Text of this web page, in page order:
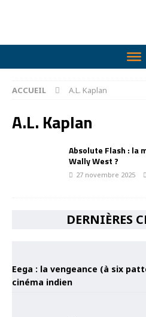
ACCUEIL A.L. Kaplan
A.L. Kaplan
Absolute Flash : la
Wally West ?
27 novembre 2025
DERNIÈRES
Eega : la vengeance (à six
cinéma indien